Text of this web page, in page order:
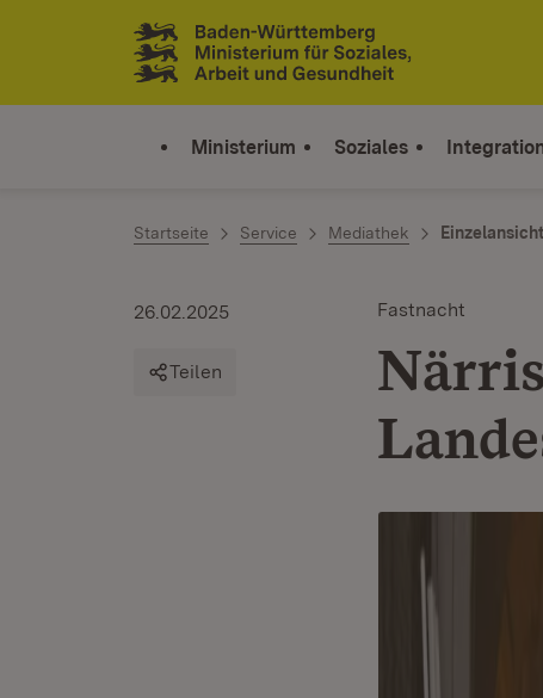
Zum Inhalt springen
Link zur Startseite
Ministerium Soziales
Startseite Service Mediathek Einzelansicht
Fastnacht
26.02.2025
Teilen